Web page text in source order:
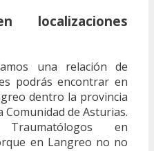
localizaciones
una relación de
podrás encontrar en
dentro la provincia
de Asturias.
Traumatólogos en
en Langreo no no